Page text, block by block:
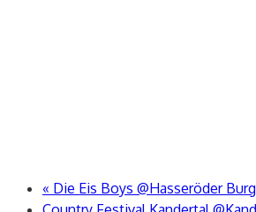
« Die Eis Boys @Hasseröder